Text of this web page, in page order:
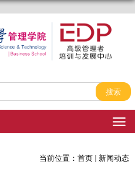
当前位置： 首页 新闻动态